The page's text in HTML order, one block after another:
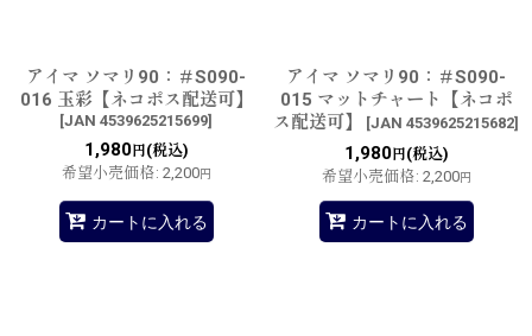
アイマ ソマリ90：＃S090-
016 玉彩【ネコポス配送可】
[JAN 4539625215699]
1,980円(税込)
希望小売価格: 2,200円
カートに入れる
アイマ ソマリ90：＃S090-
015 マットチャート【ネコポ
ス配送可】
[JAN 4539625215682]
1,980円(税込)
希望小売価格: 2,200円
カートに入れる